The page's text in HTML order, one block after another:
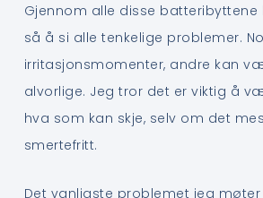
Gjennom alle disse
så å si alle tenkelige problemer.
irritasjonsmomenter, andre kan
alvorlige. Jeg tror det er viktig å
hva som kan skje, selv om det
smertefritt.
Det vanligste problemet jeg